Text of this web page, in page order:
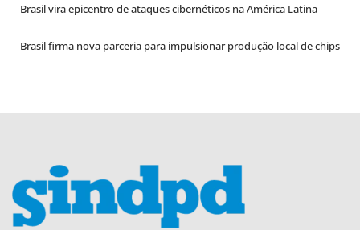
Brasil vira epicentro de ataques cibernéticos na América Latina
Brasil firma nova parceria para impulsionar produção local de chips